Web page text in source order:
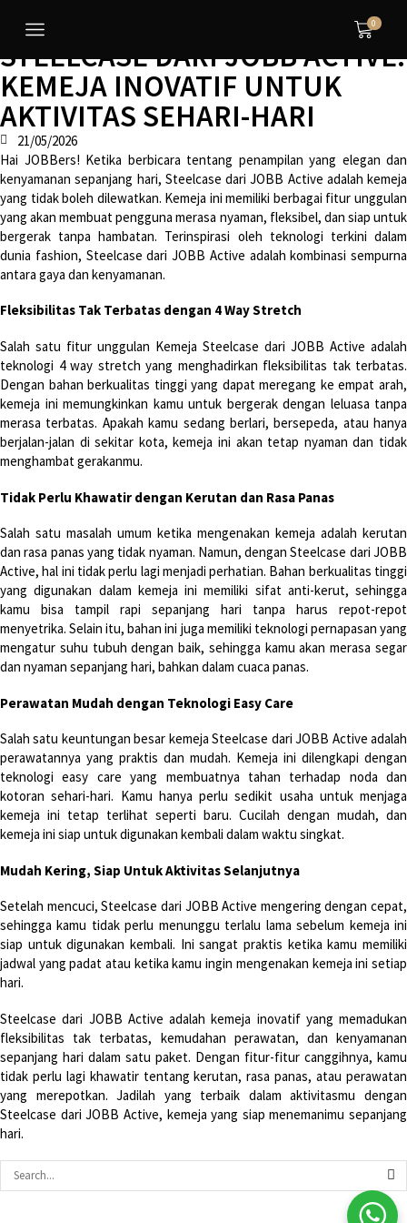
0
STEELCASE DARI JOBB ACTIVE:
KEMEJA INOVATIF UNTUK
AKTIVITAS SEHARI-HARI
21/05/2026
Hai JOBBers! Ketika berbicara tentang penampilan yang elegan dan
kenyamanan sepanjang hari, Steelcase dari JOBB Active adalah kemeja
yang tidak boleh dilewatkan. Kemeja ini memiliki berbagai fitur unggulan
yang akan membuat pengguna merasa nyaman, fleksibel, dan siap untuk
bergerak tanpa hambatan. Terinspirasi oleh teknologi terkini dalam
dunia fashion, Steelcase dari JOBB Active adalah kombinasi sempurna
antara gaya dan kenyamanan.
Fleksibilitas Tak Terbatas dengan 4 Way Stretch
Salah satu fitur unggulan Kemeja Steelcase dari JOBB Active adalah
teknologi 4 way stretch yang menghadirkan fleksibilitas tak terbatas.
Dengan bahan berkualitas tinggi yang dapat meregang ke empat arah,
kemeja ini memungkinkan kamu untuk bergerak dengan leluasa tanpa
merasa terbatas. Apakah kamu sedang berlari, bersepeda, atau hanya
berjalan-jalan di sekitar kota, kemeja ini akan tetap nyaman dan tidak
menghambat gerakanmu.
Tidak Perlu Khawatir dengan Kerutan dan Rasa Panas
Salah satu masalah umum ketika mengenakan kemeja adalah kerutan
dan rasa panas yang tidak nyaman. Namun, dengan Steelcase dari JOBB
Active, hal ini tidak perlu lagi menjadi perhatian. Bahan berkualitas tinggi
yang digunakan dalam kemeja ini memiliki sifat anti-kerut, sehingga
kamu bisa tampil rapi sepanjang hari tanpa harus repot-repot
menyetrika. Selain itu, bahan ini juga memiliki teknologi pernapasan yang
mengatur suhu tubuh dengan baik, sehingga kamu akan merasa segar
dan nyaman sepanjang hari, bahkan dalam cuaca panas.
Perawatan Mudah dengan Teknologi Easy Care
Salah satu keuntungan besar kemeja Steelcase dari JOBB Active adalah
perawatannya yang praktis dan mudah. Kemeja ini dilengkapi dengan
teknologi easy care yang membuatnya tahan terhadap noda dan
kotoran sehari-hari. Kamu hanya perlu sedikit usaha untuk menjaga
kemeja ini tetap terlihat seperti baru. Cucilah dengan mudah, dan
kemeja ini siap untuk digunakan kembali dalam waktu singkat.
Mudah Kering, Siap Untuk Aktivitas Selanjutnya
Setelah mencuci, Steelcase dari JOBB Active mengering dengan cepat,
sehingga kamu tidak perlu menunggu terlalu lama sebelum kemeja ini
siap untuk digunakan kembali. Ini sangat praktis ketika kamu memiliki
jadwal yang padat atau ketika kamu ingin mengenakan kemeja ini setiap
hari.
Steelcase dari JOBB Active adalah kemeja inovatif yang memadukan
fleksibilitas tak terbatas, kemudahan perawatan, dan kenyamanan
sepanjang hari dalam satu paket. Dengan fitur-fitur canggihnya, kamu
tidak perlu lagi khawatir tentang kerutan, rasa panas, atau perawatan
yang merepotkan. Jadilah yang terbaik dalam aktivitasmu dengan
Steelcase dari JOBB Active, kemeja yang siap menemanimu sepanjang
hari.